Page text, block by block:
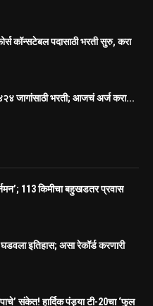
कॉन्सटेबल पदासाठी भरती सुरु, करा
जागांसाठी भरती; आजचं अर्ज करा...
113 किमीचा बहुखडतर प्रवास
इतिहास; असा रेकॉर्ड करणारी
संकेत! हार्दिक पंड्या टी-20चा ‘फुल